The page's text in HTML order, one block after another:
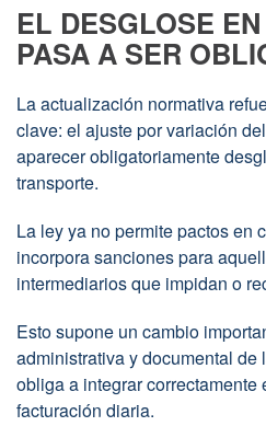
EL DESGLOSE
PASA A SER
La actualización normativa
clave: el ajuste por variación
aparecer obligatoriamente
transporte.
La ley ya no permite pactos en
incorpora sanciones para
intermediarios que impidan o
Esto supone un cambio
administrativa y documental de
obliga a integrar
facturación diaria.